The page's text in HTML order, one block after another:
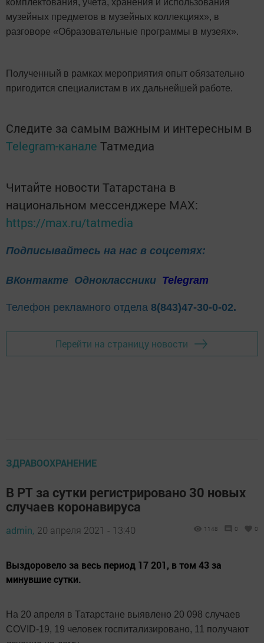
комплектования, учёта, хранения и использования
музейных предметов в музейных коллекциях», в
разговоре «Образовательные программы в музеях».
Полученный в рамках мероприятия опыт обязательно
пригодится специалистам в их дальнейшей работе.
Следите за самым важным и интересным в
Telegram-канале Татмедиа
Читайте новости Татарстана в
национальном мессенджере MАХ:
https://max.ru/tatmedia
Подписывайтесь на нас в соцсетях:
ВКонтакте Одноклассники Telegram
Телефон рекламного отдела 8(843)47-30-0-02.
Перейти на страницу новости
ЗДРАВООХРАНЕНИЕ
В РТ за сутки регистрировано 30 новых
случаев коронавируса
admin, 20 апреля 2021 - 13:40 1148 0 0
Выздоровело за весь период 17 201, в том 43 за
минувшие сутки.
На 20 апреля в Татарстане выявлено 20 098 случаев
COVID-19, 19 человек госпитализировано, 11 получают